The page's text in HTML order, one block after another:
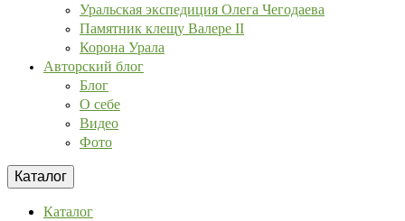
Уральская экспедиция Олега Чегодаева
Памятник клещу Валере II
Корона Урала
Авторский блог
Блог
О себе
Видео
Фото
Каталог
Каталог